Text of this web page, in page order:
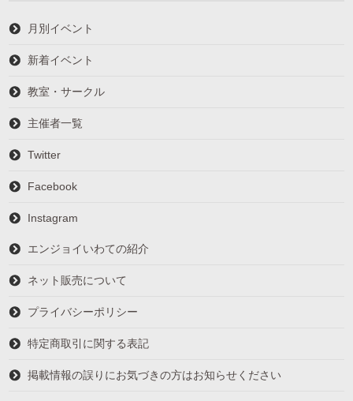
月別イベント
新着イベント
教室・サークル
主催者一覧
Twitter
Facebook
Instagram
エンジョイいわての紹介
ネット販売について
プライバシーポリシー
特定商取引に関する表記
掲載情報の誤りにお気づきの方はお知らせください